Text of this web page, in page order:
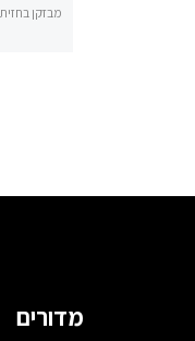
מבזקן בחזית
מדורים